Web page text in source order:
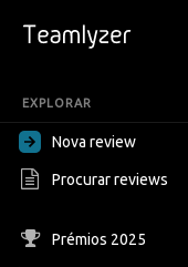
EXPLORAR
Nova review
Procurar reviews
Prémios 2025